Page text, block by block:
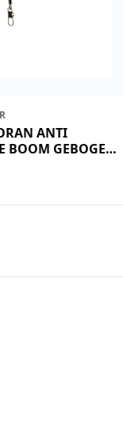
ANTI
BOOM GEBOGEN